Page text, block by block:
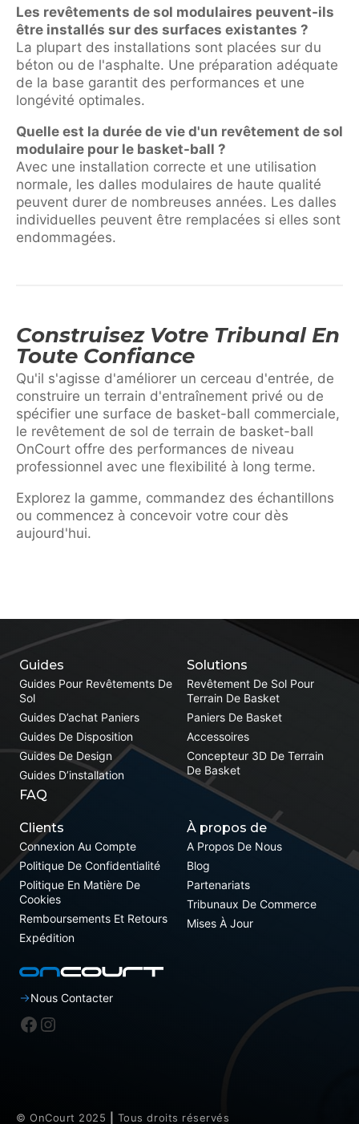
Les revêtements de sol modulaires peuvent-ils
être installés sur des surfaces existantes ?
La plupart des installations sont placées sur du
béton ou de l'asphalte. Une préparation adéquate
de la base garantit des performances et une
longévité optimales.
Quelle est la durée de vie d'un revêtement de sol
modulaire pour le basket-ball ?
Avec une installation correcte et une utilisation
normale, les dalles modulaires de haute qualité
peuvent durer de nombreuses années. Les dalles
individuelles peuvent être remplacées si elles sont
endommagées.
Construisez Votre Tribunal En
Toute Confiance
Qu'il s'agisse d'améliorer un cerceau d'entrée, de
construire un terrain d'entraînement privé ou de
spécifier une surface de basket-ball commerciale,
le revêtement de sol de terrain de basket-ball
OnCourt offre des performances de niveau
professionnel avec une flexibilité à long terme.
Explorez la gamme, commandez des échantillons
ou commencez à concevoir votre cour dès
aujourd'hui.
Solutions
Revêtement De Sol Pour
Terrain De Basket
Paniers De Basket
Accessoires
Concepteur 3D De Terrain
De Basket
Guides
Guides Pour Revêtements De
Sol
Guides D’achat Paniers
Guides De Disposition
Guides De Design
Guides D’installation
FAQ
Clients
Connexion Au Compte
Politique De Confidentialité
Politique En Matière De
Cookies
Remboursements Et Retours
Expédition
À propos de
A Propos De Nous
Blog
Partenariats
Tribunaux De Commerce
Mises À Jour
Nous Contacter
Facebook
Instagram
© OnCourt 2025 Tous droits réservés